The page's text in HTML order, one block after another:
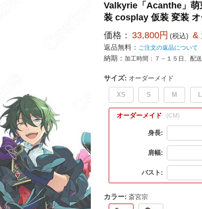
Valkyrie「Acanthe」萌
装 cosplay 仮装 変装
価格： 33,800円 (税込) &
返品無料： ご注文の返品について
納期： 加工時間：７－１５日、配
サイズ: オーダーメイド
XS S M L
オーダーメイド (CM)
身長:
肩幅:
バスト:
カラー: 斎宮宗